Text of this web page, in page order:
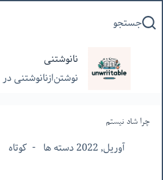
به
جستجو
نانوشتنی
نوشتن‌از‌نانوشتنی‌
چرا شاد نیستم
آوریل, 2022 دسته ها کوتاه